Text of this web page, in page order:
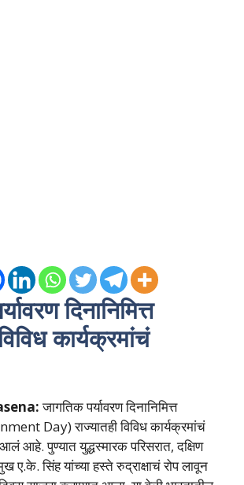
दिनानिमित्त
कार्यक्रमांचं
जागतिक पर्यावरण दिनानिमित्त
Day) राज्यातही विविध कार्यक्रमांचं
आहे. पुण्यात युद्धस्मारक परिसरात, दक्षिण
ए.के. सिंह यांच्या हस्ते रुद्राक्षाचं रोप लावून